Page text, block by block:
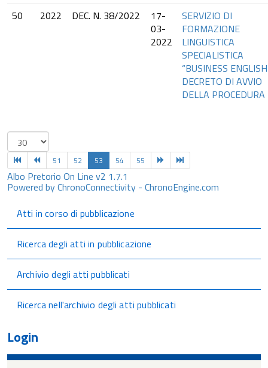
50
2022 DEC. N. 38/2022
17-
03-
2022
SERVIZIO DI
FORMAZIONE
LINGUISTICA
SPECIALISTICA
“BUSINESS
DECRETO DI AVVIO
DELLA PROCEDURA
51 52 53 54 55
Albo Pretorio On Line v2 1.7.1
Powered by ChronoConnectivity - ChronoEngine.com
Atti in corso di pubblicazione
Ricerca degli atti in pubblicazione
Archivio degli atti pubblicati
Ricerca nell'archivio degli atti pubblicati
Login